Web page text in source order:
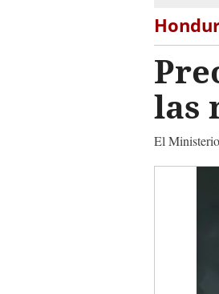
las
El